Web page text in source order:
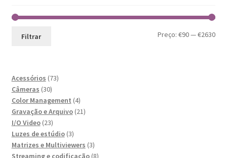
Filtrar Preço:€90—€2630
Acessórios 7373
Câmeras 3030
produtos
Color Management 44
produtos
Gravação e Arquivo 2121
I/O Video 2323
produtos
Luzes de estúdio 33
produtos
Matrizes e Multiviewers 33
produtos
Streaming e codificação 88